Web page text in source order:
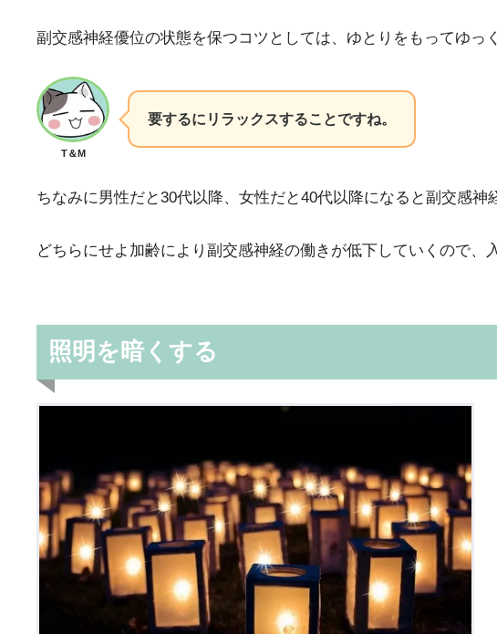
副交感神経優位の状態を保つコツとしては、 ゆとりをもってゆっ
T＆M
要するにリラックスすることですね。
ちなみに男性だと30代以降、女性だと40代以降になると副交感神
どちらにせよ加齢により副交感神経の働きが低下していくので、
照明を暗くする